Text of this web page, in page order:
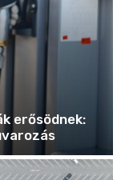
erősödnek: